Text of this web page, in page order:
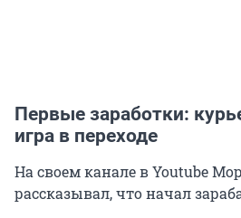
Первые заработки:
игра в переходе
На своем канале в Youtube
рассказывал, что начал